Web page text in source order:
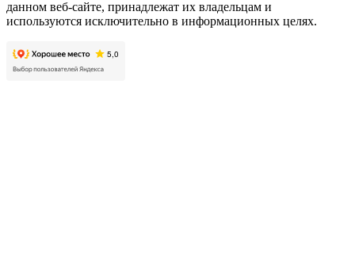
данном веб-сайте, принадлежат их владельцам и
используются исключительно в информационных целях.